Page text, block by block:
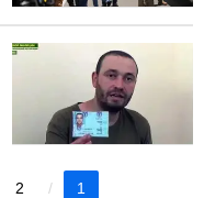
1
2